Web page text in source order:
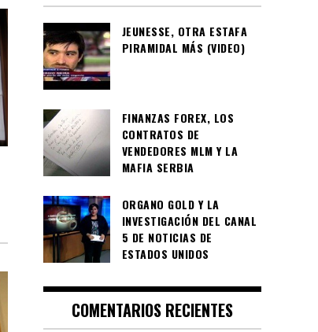
JEUNESSE, OTRA ESTAFA
PIRAMIDAL MÁS (VIDEO)
FINANZAS FOREX, LOS
CONTRATOS DE
VENDEDORES MLM Y LA
MAFIA SERBIA
ORGANO GOLD Y LA
INVESTIGACIÓN DEL CANAL
5 DE NOTICIAS DE
ESTADOS UNIDOS
COMENTARIOS RECIENTES